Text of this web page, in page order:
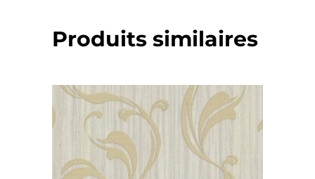
Produits similaires